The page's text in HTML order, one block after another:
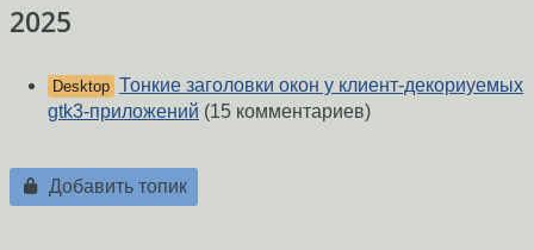
2025
Desktop Тонкие заголовки окон у клиент-декориуемых
gtk3-приложений (15 комментариев)
Добавить топик